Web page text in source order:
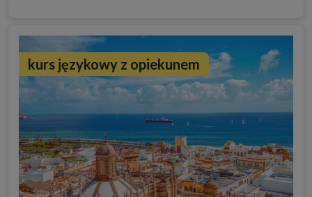
kurs językowy z opiekunem